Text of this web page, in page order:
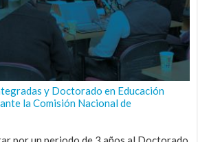
y Doctorado en Educación
la Comisión Nacional de